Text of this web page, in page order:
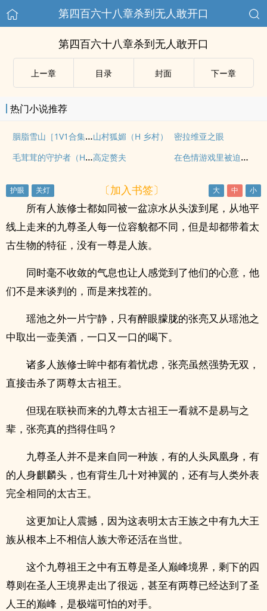
第四百六十八章杀到无人敢开口
第四百六十八章杀到无人敢开口
上ー章 目录 封面 下ー章
热门小说推荐
胭脂雪山［1V1合集，H］山村狐媚（H 乡村） 密拉维亚之眼
毛茸茸的守护者（H 人外 短篇合集）高定赘夫 在色情游戏里被迫直播高潮（西幻 人外 nph）
〔加入书签〕
所有人族修士都如同被一盆凉水从头泼到尾，从地平
线上走来的九尊圣人每一位容貌都不同，但是却都带着太
古生物的特征，没有一尊是人族。
同时毫不收敛的气息也让人感觉到了他们的心意，他
们不是来谈判的，而是来找茬的。
瑶池之外一片宁静，只有醉眼朦胧的张亮又从瑶池之
中取出一壶美酒，一口又一口的喝下。
诸多人族修士眸中都有着忧虑，张亮虽然强势无双，
直接击杀了两尊太古祖王。
但现在联袂而来的九尊太古祖王一看就不是易与之
辈，张亮真的挡得住吗？
九尊圣人并不是来自同一种族，有的人头凤凰身，有
的人身麒麟头，也有背生几十对神翼的，还有与人类外表
完全相同的太古王。
这更加让人震撼，因为这表明太古王族之中有九大王
族从根本上不相信人族大帝还活在当世。
这个九尊祖王之中有五尊是圣人巅峰境界，剩下的四
尊则在圣人王境界走出了很远，甚至有两尊已经达到了圣
人王的巅峰，是极端可怕的对手。